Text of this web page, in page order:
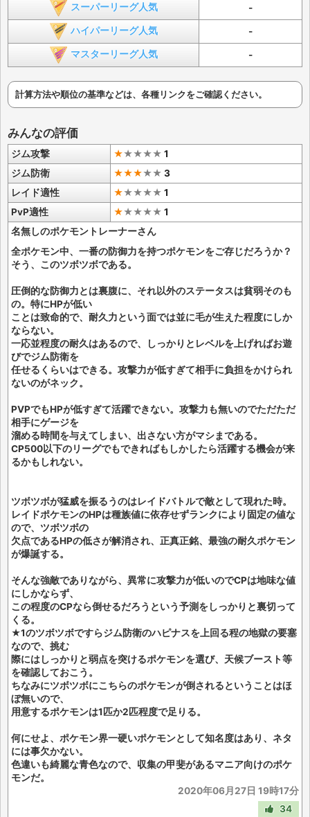
スーパーリーグ人気 -
ハイパーリーグ人気 -
マスターリーグ人気 -
計算方法や順位の基準などは、各種リンクをご確認ください。
みんなの評価
ジム攻撃 ★★★★★ 1
ジム防衛
★★★★★ 3
レイド適性
★★★★★ 1
PvP適性
★★★★★ 1
名無しのポケモントレーナーさん
全ポケモン中、一番の防御力を持つポケモンをご存じだろうか？
そう、このツボツボである。
圧倒的な防御力とは裏腹に、それ以外のステータスは貧弱そのも
の。特にHPが低い
ことは致命的で、耐久力という面では並に毛が生えた程度にしか
ならない。
一応並程度の耐久はあるので、しっかりとレベルを上げればお遊
びでジム防衛を
任せるくらいはできる。攻撃力が低すぎて相手に負担をかけられ
ないのがネック。
PVPでもHPが低すぎて活躍できない。攻撃力も無いのでただただ
相手にゲージを
溜める時間を与えてしまい、出さない方がマシまである。
CP500以下のリーグでもできればもしかしたら活躍する機会が来
るかもしれない。
ツボツボが猛威を振るうのはレイドバトルで敵として現れた時。
レイドポケモンのHPは種族値に依存せずランクにより固定の値な
ので、ツボツボの
欠点であるHPの低さが解消され、正真正銘、最強の耐久ポケモン
が爆誕する。
そんな強敵でありながら、異常に攻撃力が低いのでCPは地味な値
にしかならず、
この程度のCPなら倒せるだろうという予測をしっかりと裏切って
くる。
★1のツボツボですらジム防衛のハピナスを上回る程の地獄の要塞
なので、挑む
際にはしっかりと弱点を突けるポケモンを選び、天候ブースト等
を確認しておこう。
ちなみにツボツボにこちらのポケモンが倒されるということはほ
ぼ無いので、
用意するポケモンは1匹か2匹程度で足りる。
何にせよ、ポケモン界一硬いポケモンとして知名度はあり、ネタ
には事欠かない。
色違いも綺麗な青色なので、収集の甲斐があるマニア向けのポケ
モンだ。
2020年06月27日 19時17分
34